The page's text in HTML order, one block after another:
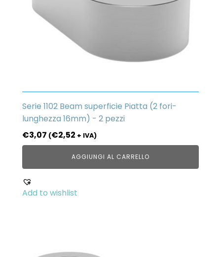
Serie 1102 Beam superficie Piatta (2 fori-
lunghezza 16mm) - 2 pezzi
€3,07 (€2,52 + IVA)
AGGIUNGI AL CARRELLO
Add to wishlist